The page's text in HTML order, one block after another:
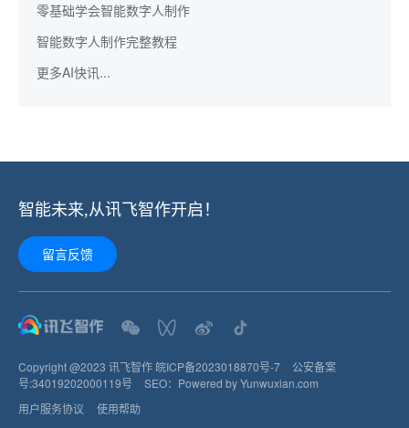
零基础学会智能数字人制作
智能数字人制作完整教程
更多AI快讯...
智能未来,从讯飞智作开启！
留言反馈
Copyright @2023 讯飞智作 皖ICP备2023018870号-7
公安备案
号:34019202000119号 SEO： Powered by Yunwuxian.com
用户服务协议
使用帮助